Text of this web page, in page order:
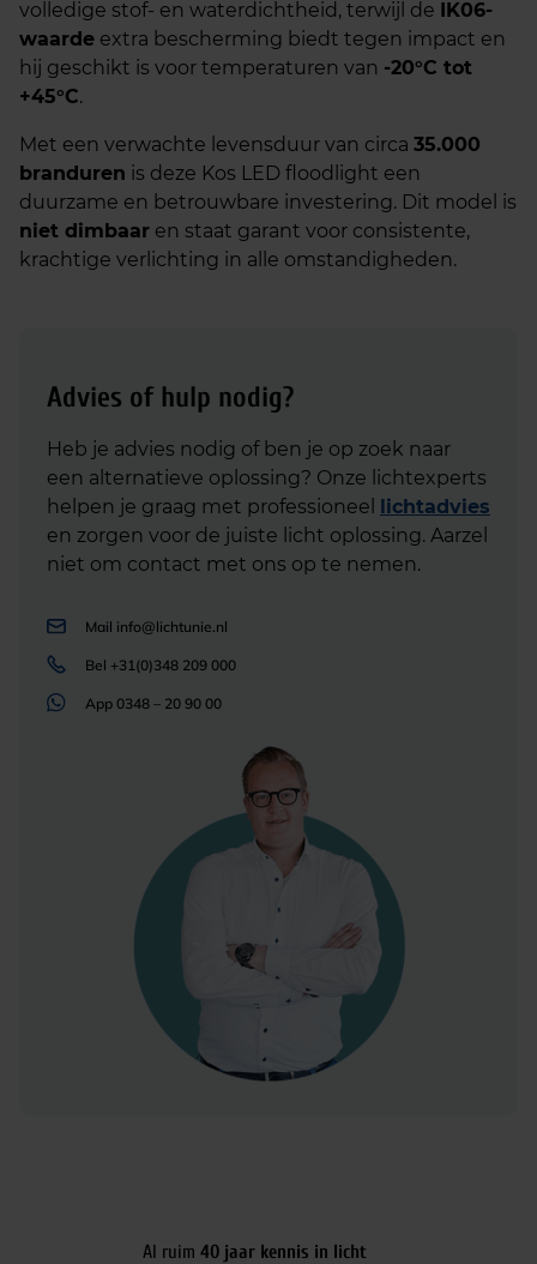
volledige stof- en waterdichtheid, terwijl de IK06-
waarde extra bescherming biedt tegen impact en
hij geschikt is voor temperaturen van -20°C tot
+45°C.
Met een verwachte levensduur van circa 35.000
branduren is deze Kos LED floodlight een
duurzame en betrouwbare investering. Dit model is
niet dimbaar en staat garant voor consistente,
krachtige verlichting in alle omstandigheden.
Advies of hulp nodig?
Heb je advies nodig of ben je op zoek naar
een alternatieve oplossing? Onze lichtexperts
helpen je graag met professioneel lichtadvies
en zorgen voor de juiste licht oplossing. Aarzel
niet om contact met ons op te nemen.
Mail info@lichtunie.nl
Bel +31(0)348 209 000
App 0348 – 20 90 00
Al ruim 40 jaar kennis in licht